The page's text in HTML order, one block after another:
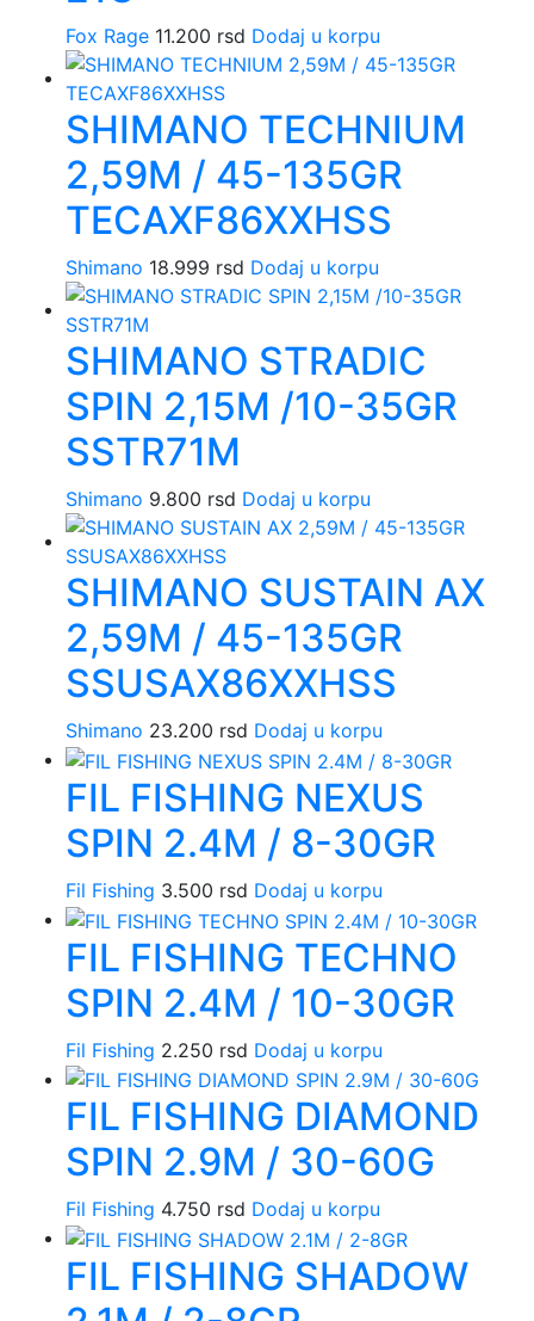
Fox Rage 11.200 rsd Dodaj u korpu
SHIMANO TECHNIUM
2,59M / 45-135GR
TECAXF86XXHSS
Shimano 18.999 rsd Dodaj u korpu
SHIMANO STRADIC
SPIN 2,15M /10-35GR
SSTR71M
Shimano 9.800 rsd Dodaj u korpu
SHIMANO SUSTAIN AX
2,59M / 45-135GR
SSUSAX86XXHSS
Shimano 23.200 rsd Dodaj u korpu
FIL FISHING NEXUS
SPIN 2.4M / 8-30GR
Fil Fishing 3.500 rsd Dodaj u korpu
FIL FISHING TECHNO
SPIN 2.4M / 10-30GR
Fil Fishing 2.250 rsd Dodaj u korpu
FIL FISHING DIAMOND
SPIN 2.9M / 30-60G
Fil Fishing 4.750 rsd Dodaj u korpu
FIL FISHING SHADOW